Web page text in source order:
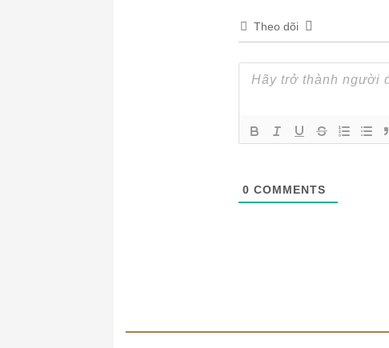
Theo dõi
0 COMMENTS